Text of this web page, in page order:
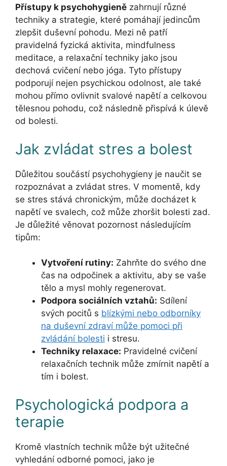
Přístupy k psychohygieně zahrnují různé
techniky a strategie, které pomáhají jedincům
zlepšit duševní pohodu. Mezi ně patří
pravidelná fyzická aktivita, mindfulness
meditace, a relaxační techniky jako jsou
dechová cvičení nebo jóga. Tyto přístupy
podporují nejen psychickou odolnost, ale také
mohou přímo ovlivnit svalové napětí a celkovou
tělesnou pohodu, což následně přispívá k úlevě
od bolesti.
Jak zvládat stres a bolest
Důležitou součástí psychohygieny je naučit se
rozpoznávat a zvládat stres. V momentě, kdy
se stres stává chronickým, může docházet k
napětí ve svalech, což může zhoršit bolesti zad.
Je důležité věnovat pozornost následujícím
tipům:
Vytvoření rutiny: Zahrňte do svého dne
čas na odpočinek a aktivitu, aby se vaše
tělo a mysl mohly regenerovat.
Podpora sociálních vztahů: Sdílení
svých pocitů s blízkými nebo odborníky
na duševní zdraví může pomoci při
zvládání bolesti i stresu.
Techniky relaxace: Pravidelné cvičení
relaxačních technik může zmírnit napětí a
tím i bolest.
Psychologická podpora a
terapie
Kromě vlastních technik může být užitečné
vyhledání odborné pomoci, jako je